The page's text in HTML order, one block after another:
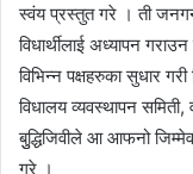
स्वंय प्रस्तुत गरे । ती
विधार्थीलाई अध्यापन
विभिन्न पक्षहरुका सुधार
विधालय व्यवस्थापन समिती,
बुुद्धिजिवीले आ आफनो
गरे ।